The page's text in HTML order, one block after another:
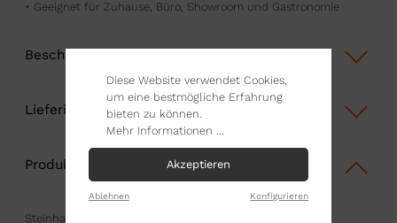
• Geeignet für Zuhause, Büro, Showroom und Gastronomie
Beschreibung
Lieferinformationen
Produktsicherheit
Steinhauer B.V.
Diese Website verwendet Cookies,
um eine bestmögliche Erfahrung
bieten zu können.
Mehr Informationen ...
Akzeptieren
Ablehnen Konfigurieren